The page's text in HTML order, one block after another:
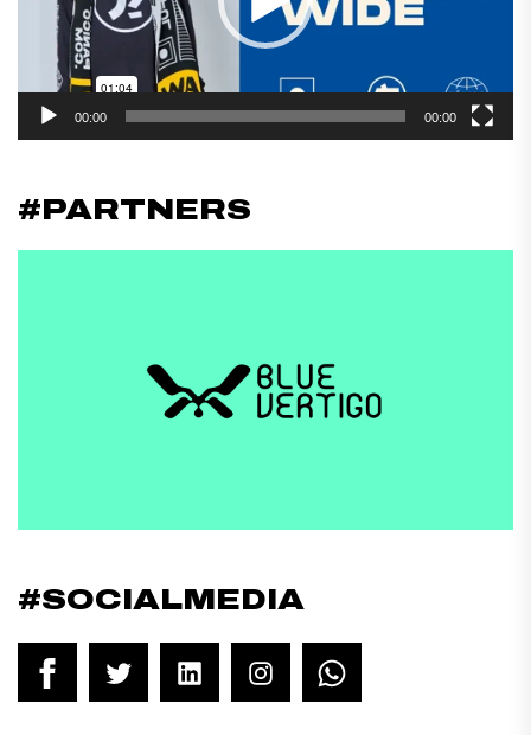
00:00 00:00
#PARTNERS
#SOCIALMEDIA
FacebookTwitter LinkedInInstagram